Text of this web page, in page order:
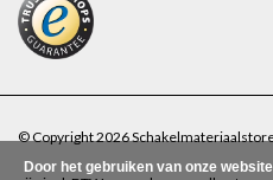
© Copyright 2026
Door het gebruiken van onze